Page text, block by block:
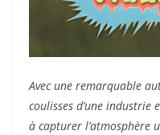
Avec une remarquable
coulisses d’une
à capturer l’atmosphère